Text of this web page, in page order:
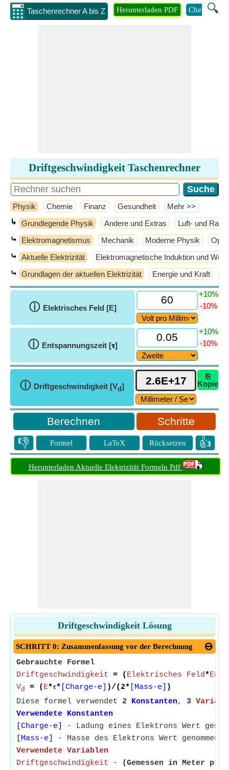
Taschenrechner A bis Z 🔍
Herunterladen PDF Chemie
Driftgeschwindigkeit Taschenrechner
Physik Chemie Finanz Gesundheit ​Mehr >>
↳ Grundlegende Physik Andere und Extras Luft- und
⤿ Elektromagnetismus Mechanik Moderne Physik
⤿ Aktuelle Elektrizität Elektromagnetische Induktion und
⤿ Grundlagen der aktuellen Elektrizität Energie und Kraft
ⓘ Elektrisches Feld [E]
+10%
-10%
ⓘ Entspannungszeit [𝛕]
+10%
-10%
ⓘ Driftgeschwindigkeit [Vd]
⎘
Kopie
Schritte
👎 Formel LaTeX Rücksetzen 👍
Herunterladen Aktuelle Elektrizität Formeln Pdf
Driftgeschwindigkeit Lösung
SCHRITT 0: Zusammenfassung vor der Berechnung
Gebrauchte Formel
Driftgeschwindigkeit = ( Elektrisches Feld*
Vd = ( E*𝛕* [Charge-e] )/(2* [Mass-e]
)
Diese formel verwendet 2 Konstanten, 3
Verwendete Konstanten
[Charge-e]
- Ladung eines Elektrons Wert
[Mass-e]
- Masse des Elektrons Wert genommen
Verwendete Variablen
Driftgeschwindigkeit -
(Gemessen in Meter pro